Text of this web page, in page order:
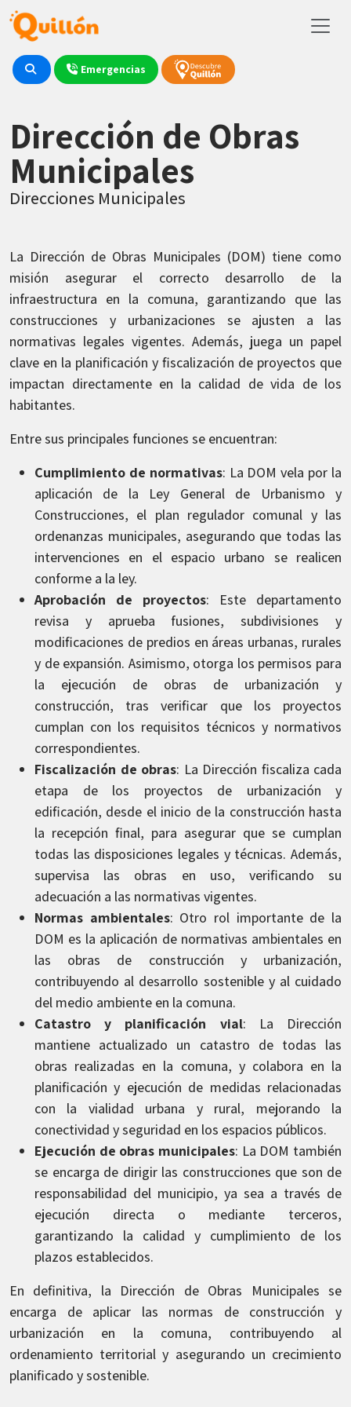
Emergencias
Dirección de Obras
Municipales
Direcciones Municipales
La Dirección de Obras Municipales (DOM) tiene como
misión asegurar el correcto desarrollo de la
infraestructura en la comuna, garantizando que las
construcciones y urbanizaciones se ajusten a las
normativas legales vigentes. Además, juega un papel
clave en la planificación y fiscalización de proyectos que
impactan directamente en la calidad de vida de los
habitantes.
Entre sus principales funciones se encuentran:
Cumplimiento de normativas: La DOM vela por la
aplicación de la Ley General de Urbanismo y
Construcciones, el plan regulador comunal y las
ordenanzas municipales, asegurando que todas las
intervenciones en el espacio urbano se realicen
conforme a la ley.
Aprobación de proyectos: Este departamento
revisa y aprueba fusiones, subdivisiones y
modificaciones de predios en áreas urbanas, rurales
y de expansión. Asimismo, otorga los permisos para
la ejecución de obras de urbanización y
construcción, tras verificar que los proyectos
cumplan con los requisitos técnicos y normativos
correspondientes.
Fiscalización de obras: La Dirección fiscaliza cada
etapa de los proyectos de urbanización y
edificación, desde el inicio de la construcción hasta
la recepción final, para asegurar que se cumplan
todas las disposiciones legales y técnicas. Además,
supervisa las obras en uso, verificando su
adecuación a las normativas vigentes.
Normas ambientales: Otro rol importante de la
DOM es la aplicación de normativas ambientales en
las obras de construcción y urbanización,
contribuyendo al desarrollo sostenible y al cuidado
del medio ambiente en la comuna.
Catastro y planificación vial: La Dirección
mantiene actualizado un catastro de todas las
obras realizadas en la comuna, y colabora en la
planificación y ejecución de medidas relacionadas
con la vialidad urbana y rural, mejorando la
conectividad y seguridad en los espacios públicos.
Ejecución de obras municipales: La DOM también
se encarga de dirigir las construcciones que son de
responsabilidad del municipio, ya sea a través de
ejecución directa o mediante terceros,
garantizando la calidad y cumplimiento de los
plazos establecidos.
En definitiva, la Dirección de Obras Municipales se
encarga de aplicar las normas de construcción y
urbanización en la comuna, contribuyendo al
ordenamiento territorial y asegurando un crecimiento
planificado y sostenible.